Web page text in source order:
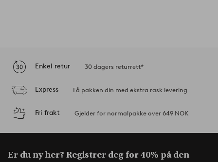
Enkel retur 30 dagers returrett*
Express Få pakken din med ekstra rask levering
Fri frakt Gjelder for normalpakke over 649 NOK
Er du ny her? Registrer deg for 40% på den